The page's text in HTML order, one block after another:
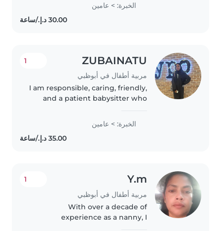
Fujairah resort and beach for
3year and half now am in Abu
الخبرة: > عامين
ZUBAINATU
مربية أطفال في أبوظبي
1
I am responsible, caring, friendly,
and a patient babysitter who
helping them with meals,
playtime, homework and daily
routines. I always prioritize
الخبرة: > عامين
Y.m
مربية أطفال في أبوظبي
1
With over a decade of
experience as a nanny, I